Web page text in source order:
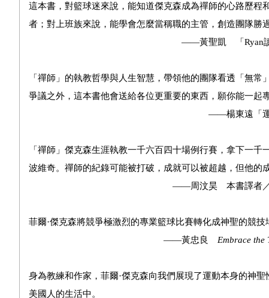
這本書，對籃球迷來說，能知道傑克森成為禪師的心路歷
者；對上班族來說，能學會怎麼當稱職的主管，創造團隊勝
——黃聖凱 「Ryan讀書房
「禪師」的執教哲學與人生智慧，帶領他的團隊看透「無
爭議之外，這本書他會送給各位更重要的東西，願你能一起
——楊東遠「運動視界
「禪師」傑克森生涯執教一千六百四十場例行賽，拿下一
波維奇。禪師的紀錄可能被打破，成就可以被超越，但他的
——周汶昊 本書譯者／NBA台
菲爾·傑克森將競爭極激烈的專業籃球比賽轉化成神聖的競
——黃忠良 Embrace the
身為教練和作家，菲爾·傑克森向我們展現了運動本身的神
美國人的生活中。